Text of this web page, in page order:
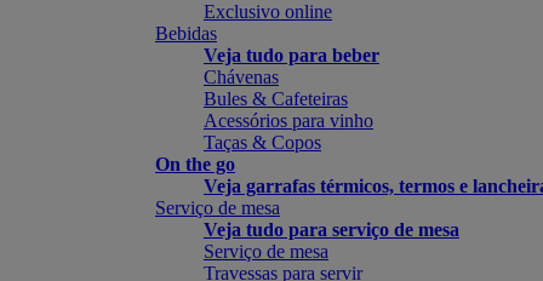
Exclusivo online
Bebidas
Veja tudo para beber
Chávenas
Bules & Cafeteiras
Acessórios para vinho
Taças & Copos
On the go
Veja garrafas térmicos, termos e
Serviço de mesa
Veja tudo para serviço de mesa
Serviço de mesa
Travessas para servir